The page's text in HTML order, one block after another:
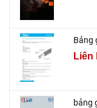
Bảng
Liên
bảng